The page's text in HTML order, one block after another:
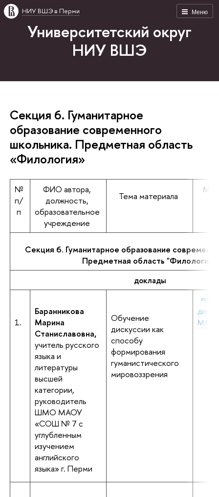
Меню
НИУ ВШЭ в Перми
Университетский округ
НИУ ВШЭ
Секция 6. Гуманитарное
образование современного
школьника. Предметная область
«Филология»
№
п/
п
ФИО автора,
должность,
образовательное
учреждение
Тема материала
Секция 6. Гуманитарное образование
Предметная область "Филология"
доклады
1.
Баранникова
Марина
Станиславовна,
учитель русского
языка и
литературы
высшей
категории,
руководитель
ШМО МАОУ
«СОШ № 7 с
углубленным
изучением
английского
языка» г. Перми
Обучение
дискуссии как
способу
формирования
гуманистического
мировоззрения